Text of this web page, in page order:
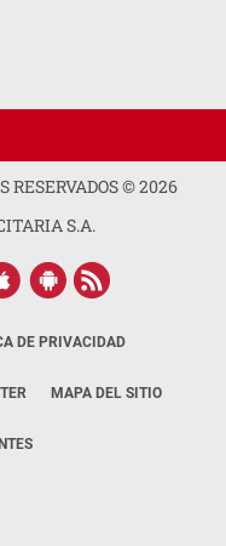
RESERVADOS ©2026
S.A.
DE PRIVACIDAD
MAPA DEL SITIO